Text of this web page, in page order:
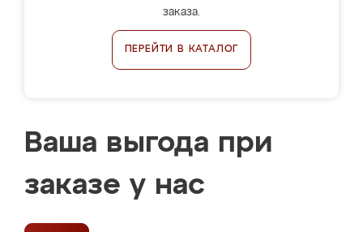
заказа.
ПЕРЕЙТИ В КАТАЛОГ
Ваша выгода при
заказе у нас